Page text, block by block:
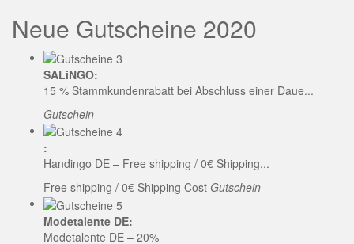
Neue Gutscheine 2020
SALiNGO:
15 % Stammkundenrabatt bei Abschluss einer Daue...
Gutschein
:
Handingo DE – Free shipping / 0€ Shipping...
Free shipping / 0€ Shipping Cost Gutschein
Modetalente DE:
Modetalente DE – 20%